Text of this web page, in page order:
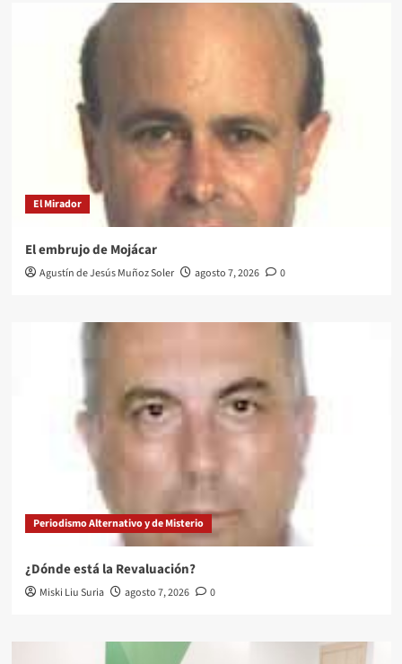
El Mirador
El embrujo de Mojácar
Agustín de Jesús Muñoz Soler agosto 7, 2026 0
Periodismo Alternativo y de Misterio
¿Dónde está la Revaluación?
Miski Liu Suria agosto 7, 2026 0